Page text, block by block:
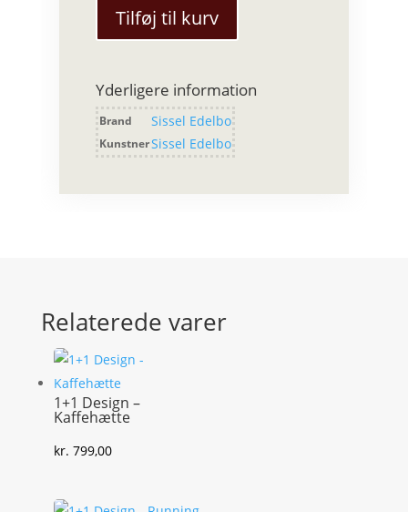
Tekstilt
julepynt
antal
Tilføj til kurv
Yderligere information
Brand Sissel Edelbo
KunstnerSissel Edelbo
Relaterede varer
1+1 Design –
Kaffehætte
kr. 799,00